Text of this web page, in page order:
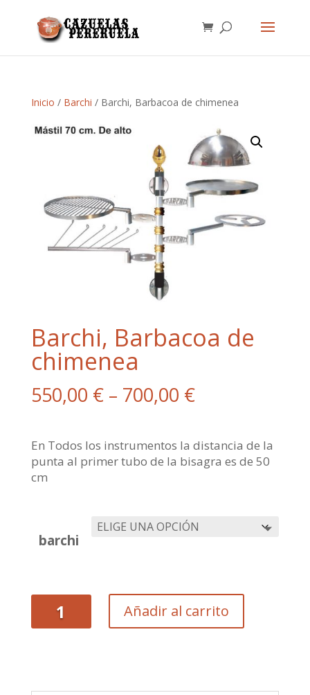
Inicio / Barchi / Barchi, Barbacoa de chimenea
Barchi, Barbacoa de
chimenea
550,00 €– 700,00 €
En Todos los instrumentos la distancia de la
punta al primer tubo de la bisagra es de 50
cm
barchi
Barchi,
Barbacoa
de
Añadir al carrito